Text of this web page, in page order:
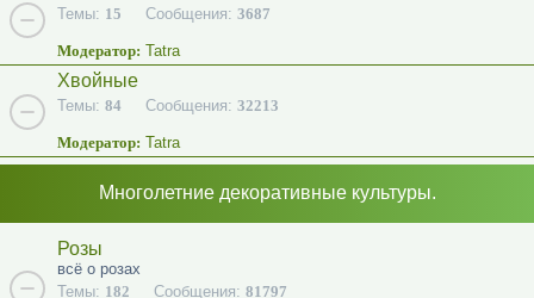
Темы: 15 Сообщения: 3687
Модератор: Tatra
Хвойные
Темы: 84 Сообщения: 32213
Модератор: Tatra
Многолетние декоративные культуры.
Розы
всё о розах
Темы: 182 Сообщения: 81797